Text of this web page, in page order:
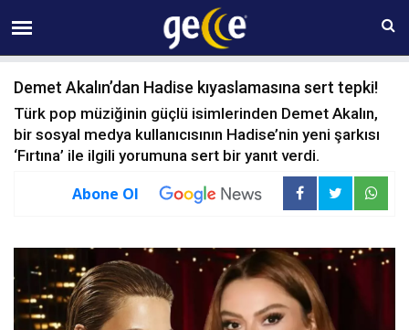
09 AĞUSTOS Pazar 10:46
Demet Akalın’dan Hadise kıyaslamasına sert tepki!
Türk pop müziğinin güçlü isimlerinden Demet Akalın,
bir sosyal medya kullanıcısının Hadise’nin yeni şarkısı
‘Fırtına’ ile ilgili yorumuna sert bir yanıt verdi.
Abone Ol